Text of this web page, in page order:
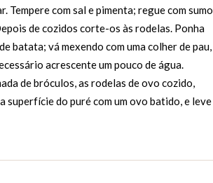
com sal e pimenta; regue com sumo
de cozidos corte-os às rodelas. Ponha
batata; vá mexendo com uma colher de pau,
acrescente um pouco de água.
de bróculos, as rodelas de ovo cozido,
superfície do puré com um ovo batido, e leve